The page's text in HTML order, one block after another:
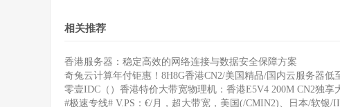
相关推荐
香港服务器：稳定高效的网络连接与数据安全保障方案
奇兔云计算年付钜惠！8H8G香港CN2/美国精品/国内云服务器低
零壹IDC（）香港特价大带宽物理机：香港E5V4 200M CN2独享
#极速专线# V.PS：€/月，超大带宽，美国(/CMIN2)、日本/软银